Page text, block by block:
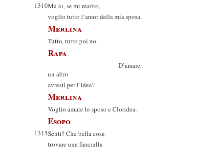
1310Ma io, se mi marito,
voglio tutto l’amor della mia sposa.
Merlina
Tutto, tutto poi no.
Rapa
D’amare
un altro
avresti per l’idea?
Merlina
Voglio amare lo sposo e Cloridea.
Esopo
1315Senti? Che bella cosa
trovare una fanciulla